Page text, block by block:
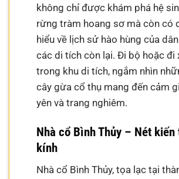
không chỉ được khám phá hệ
rừng tràm hoang sơ mà còn có
hiểu về lịch sử hào hùng của
các di tích còn lại. Đi bộ hoặc đi
trong khu di tích, ngắm nhìn
cây gừa cổ thụ mang đến cảm
yên và trang nghiêm.
Nhà cổ Bình Thủy – Nét
kính
Nhà cổ Bình Thủy, tọa lạc tại